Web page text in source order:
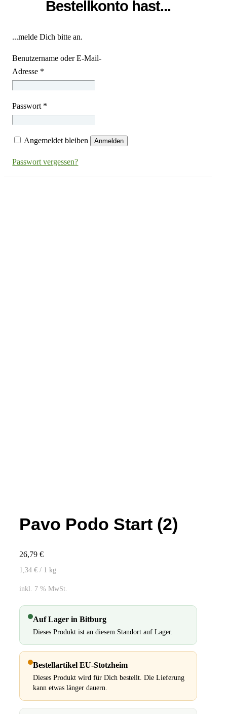
Bestellkonto hast...
...melde Dich bitte an.
Benutzername oder E-Mail-
Adresse *
Passwort *
Angemeldet bleiben Anmelden
Passwort vergessen?
Pavo Podo Start (2)
26,79 €
1,34 € / 1 kg
inkl. 7 % MwSt.
Auf Lager in Bitburg
Dieses Produkt ist an diesem Standort auf Lager.
Bestellartikel EU-Stotzheim
Dieses Produkt wird für Dich bestellt. Die Lieferung
kann etwas länger dauern.